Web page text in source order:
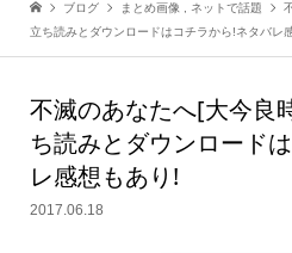
ブログ まとめ画像 ネットで話題
立ち読みとダウンロードはコチラから!ネタバレ
不滅のあなたへ[大今良
ち読みとダウンロード
レ感想もあり!
2017.06.18